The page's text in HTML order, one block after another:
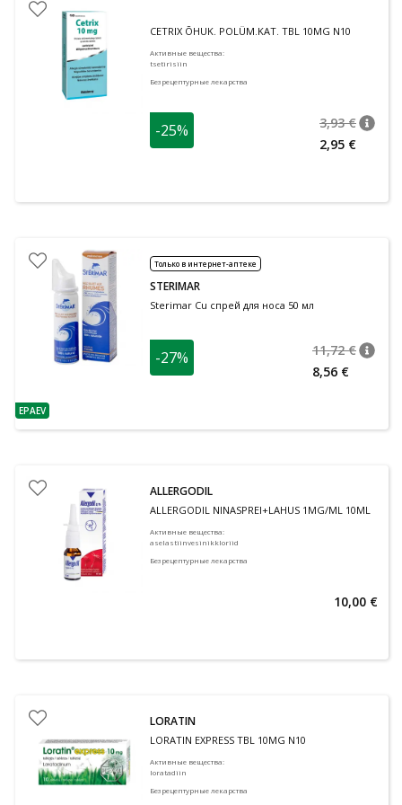
CETRIX ÕHUK. POLÜM.KAT. TBL 10MG N10
Активные вещества:
tsetirisiin
Безрецептурные лекарства
-25% 3,93 €
2,95 €
nõuanne
EPAEV
Только в интернет-аптеке
STERIMAR
Sterimar Cu спрей для носа 50 мл
-27% 11,72 €
8,56 €
ALLERGODIL
ALLERGODIL NINASPREI+LAHUS 1MG/ML 10ML
Активные вещества:
aselastiinvesinikkloriid
Безрецептурные лекарства
10,00 €
LORATIN
LORATIN EXPRESS TBL 10MG N10
Активные вещества:
loratadiin
Безрецептурные лекарства